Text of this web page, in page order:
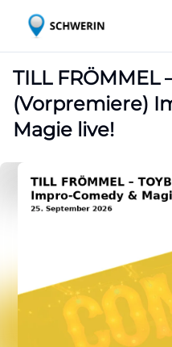
TILL FRÖMMEL
(Vorpremiere)
Magie live!